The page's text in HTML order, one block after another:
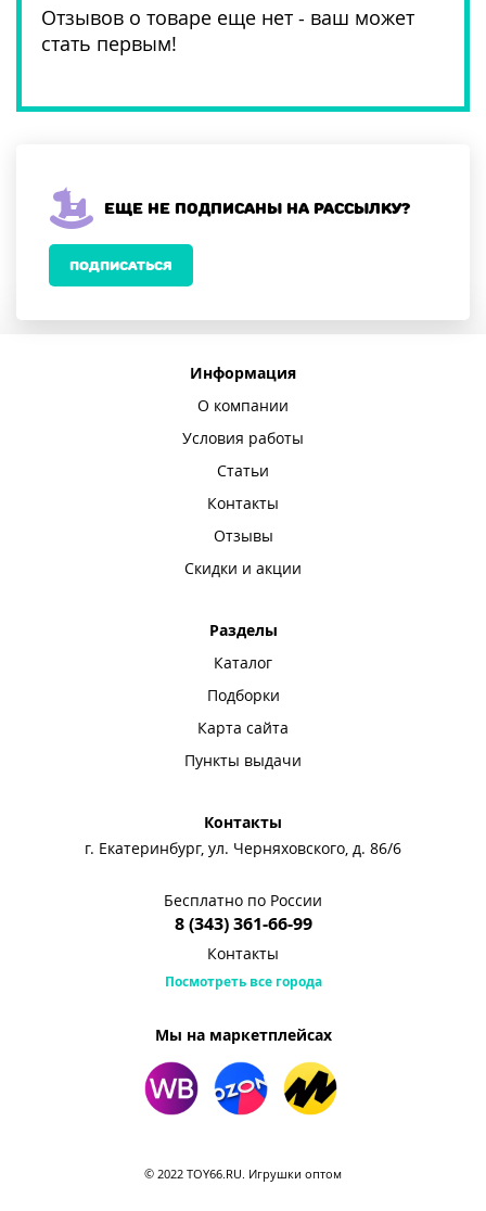
Отзывов о товаре еще нет - ваш может
стать первым!
Еще не подписаны на рассылку?
ПОДПИСАТЬСЯ
Информация
О компании
Условия работы
Статьи
Контакты
Отзывы
Скидки и акции
Разделы
Каталог
Подборки
Карта сайта
Пункты выдачи
Контакты
г. Екатеринбург, ул. Черняховского, д. 86/6
Бесплатно по России
8 (343) 361-66-99
Контакты
Посмотреть все города
Мы на маркетплейсах
© 2022 TOY66.RU. Игрушки оптом